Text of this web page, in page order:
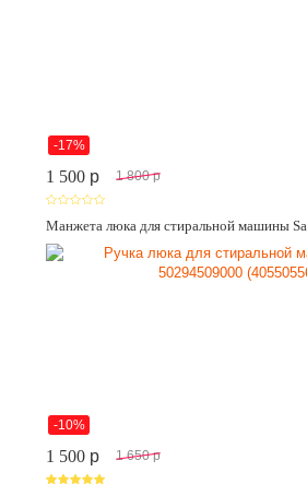
-17%
1 500 p 1 800 p
Манжета люка для стиральной машины
-10%
1 500 p 1 650 p